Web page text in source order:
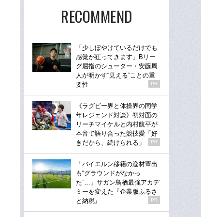
RECOMMEND
「少しぼやけているだけでも
感覚が狂ってきます」Bリー
グ屈指のシューター・安藤周
人が明かす“見える”ことの重
要性
PR
《ラグビー界と体操界の同学
年レジェンド対談》初対面の
リーチマイケルと内村航平が
本音で語り合った競技愛「好
きだから、続けられる」
PR
「バイエルン移籍の逸材輩出
も“グラウンドがなかっ
た”…」サガン鳥栖最強アカデ
ミーを変えた『企業版ふるさ
と納税』
PR